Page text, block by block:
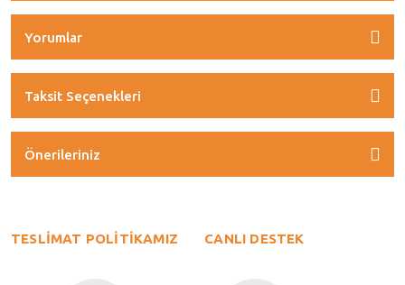
Yorumlar
Taksit Seçenekleri
Önerileriniz
TESLİMAT POLİTİKAMIZ CANLI DESTEK